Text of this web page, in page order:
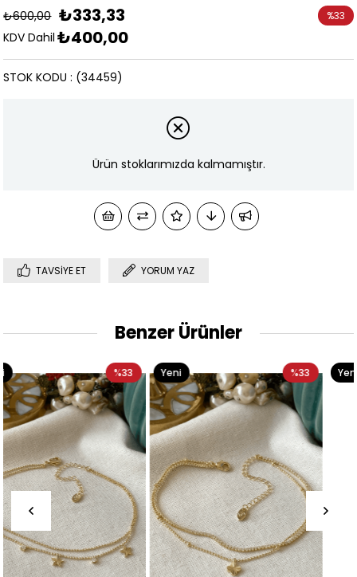
₺600,00 ₺333,33
KDV Dahil ₺400,00
%33
(34459)
STOK KODU
Ürün stoklarımızda kalmamıştır.
TAVSIYE ET YORUM YAZ
Benzer Ürünler
%33
Yeni
Ürün
Yeni
Ürün